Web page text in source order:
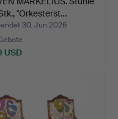
"Orkesterst…
30. Jun 2026
USD